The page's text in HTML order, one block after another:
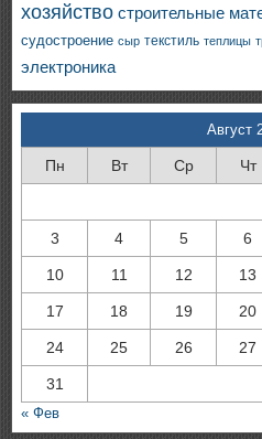
хозяйство строительные
судостроение сыр текстиль теплицы
электроника
Август
Пн Вт Ср Чт
3 4 5 6
10 11 12 13
17 18 19 20
24 25 26 27
31
« Фев